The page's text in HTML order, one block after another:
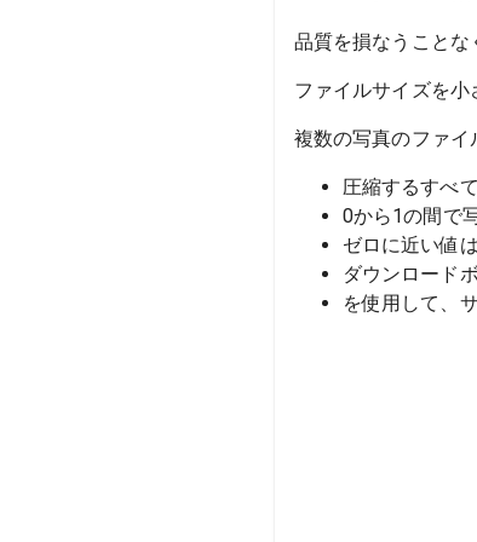
品質を損なうことな
ファイルサイズを小
複数の写真のファイ
圧縮するすべ
0から1の間で
ゼロに近い値
ダウンロード
を使用して、